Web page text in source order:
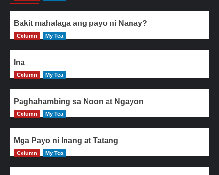
Bakit mahalaga ang payo ni Nanay?
Column My Tea
Ina
Column My Tea
Paghahambing sa Noon at Ngayon
Column My Tea
Mga Payo ni Inang at Tatang
Column My Tea